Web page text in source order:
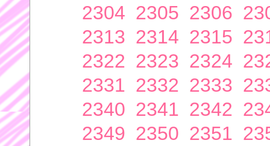
2304 2305 2306
2313 2314 2315
2322 2323 2324
2331 2332 2333
2340 2341 2342
2349 2350 2351